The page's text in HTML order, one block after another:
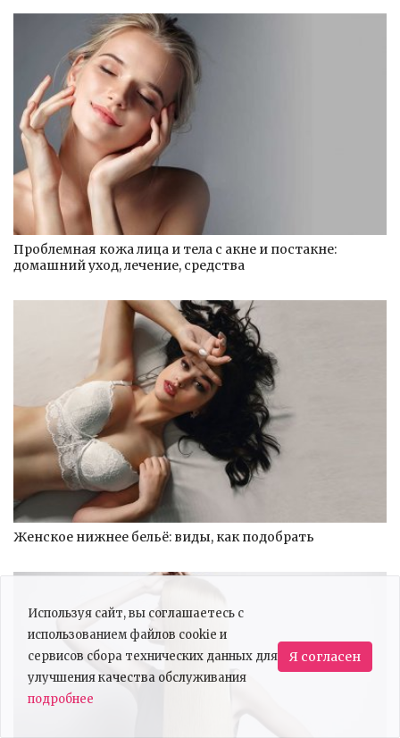
Проблемная кожа лица и тела с акне и постакне:
домашний уход, лечение, средства
Женское нижнее бельё: виды, как подобрать
Используя сайт, вы соглашаетесь с
использованием файлов cookie и
сервисов сбора технических данных для
улучшения качества обслуживания
подробнее
Я согласен